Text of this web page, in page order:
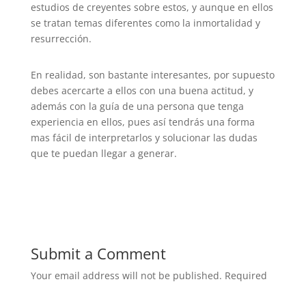
estudios de creyentes sobre estos, y aunque en ellos
se tratan temas diferentes como la inmortalidad y
resurrección.
En realidad, son bastante interesantes, por supuesto
debes acercarte a ellos con una buena actitud, y
además con la guía de una persona que tenga
experiencia en ellos, pues así tendrás una forma
mas fácil de interpretarlos y solucionar las dudas
que te puedan llegar a generar.
Submit a Comment
Your email address will not be published. Required